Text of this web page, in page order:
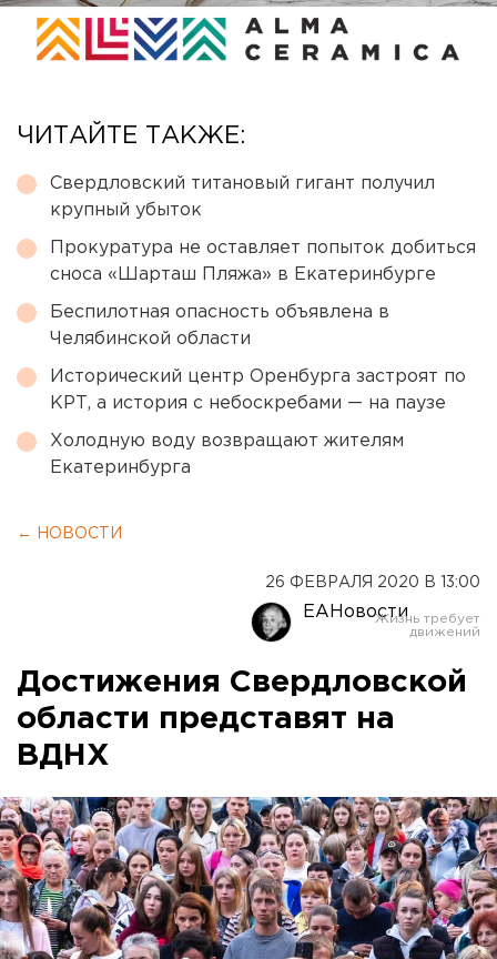
ЧИТАЙТЕ ТАКЖЕ:
Свердловский титановый гигант получил
крупный убыток
Прокуратура не оставляет попыток добиться
сноса «Шарташ Пляжа» в Екатеринбурге
Беспилотная опасность объявлена в
Челябинской области
Исторический центр Оренбурга застроят по
КРТ, а история с небоскребами — на паузе
Холодную воду возвращают жителям
Екатеринбурга
← НОВОСТИ
26 ФЕВРАЛЯ 2020 В 13:00
ЕАНовости
Достижения Свердловской
области представят на
ВДНХ